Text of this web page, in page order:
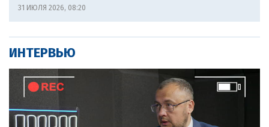
31 ИЮЛЯ 2026, 08:20
ИНТЕРВЬЮ